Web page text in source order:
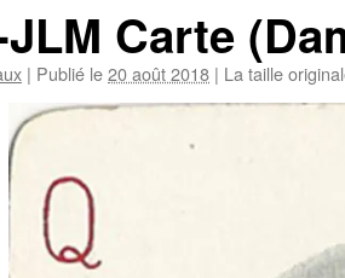
JLM Carte
| Publié le20 août 2018 | La taille